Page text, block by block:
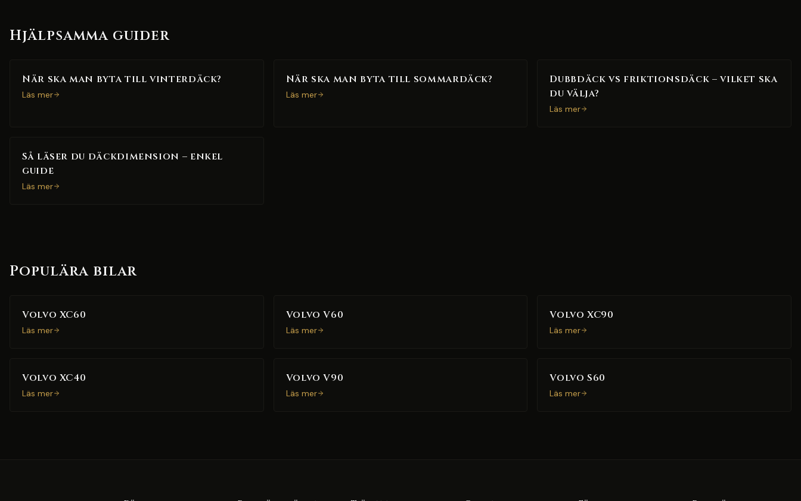
Hjälpsamma guider
När ska man byta till vinterdäck?
Läs mer
När ska man byta till sommardäck?
Läs mer
Dubbdäck vs friktionsdäck – vilket ska
du välja?
Läs mer
Så läser du däckdimension – enkel
guide
Läs mer
Populära bilar
Volvo XC60
Läs mer
Volvo V60
Läs mer
Volvo XC90
Läs mer
Volvo XC40
Läs mer
Volvo V90
Läs mer
Volvo S60
Läs mer